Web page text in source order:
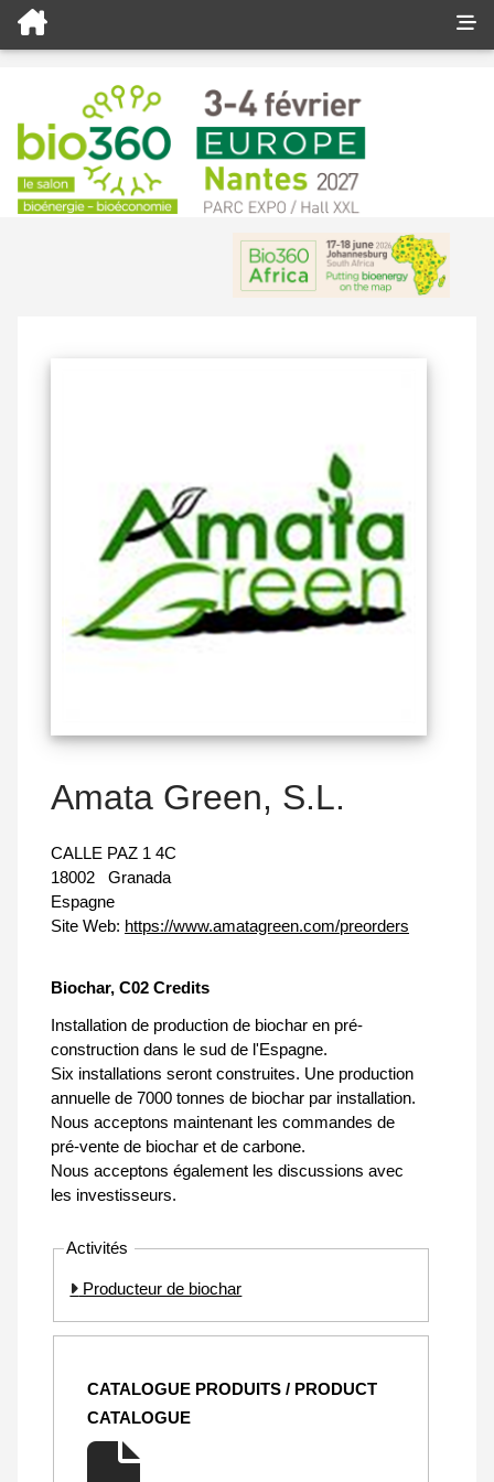
Amata Green, S.L.
CALLE PAZ 1 4C
18002
Granada
Espagne
Site Web: https://www.amatagreen.com/preorders
Biochar, C02 Credits
Installation de production de biochar en pré-
construction dans le sud de l'Espagne.
Six installations seront construites. Une production
annuelle de 7000 tonnes de biochar par installation.
Nous acceptons maintenant les commandes de
pré-vente de biochar et de carbone.
Nous acceptons également les discussions avec
les investisseurs.
Activités
Producteur de biochar
CATALOGUE PRODUITS / PRODUCT
CATALOGUE